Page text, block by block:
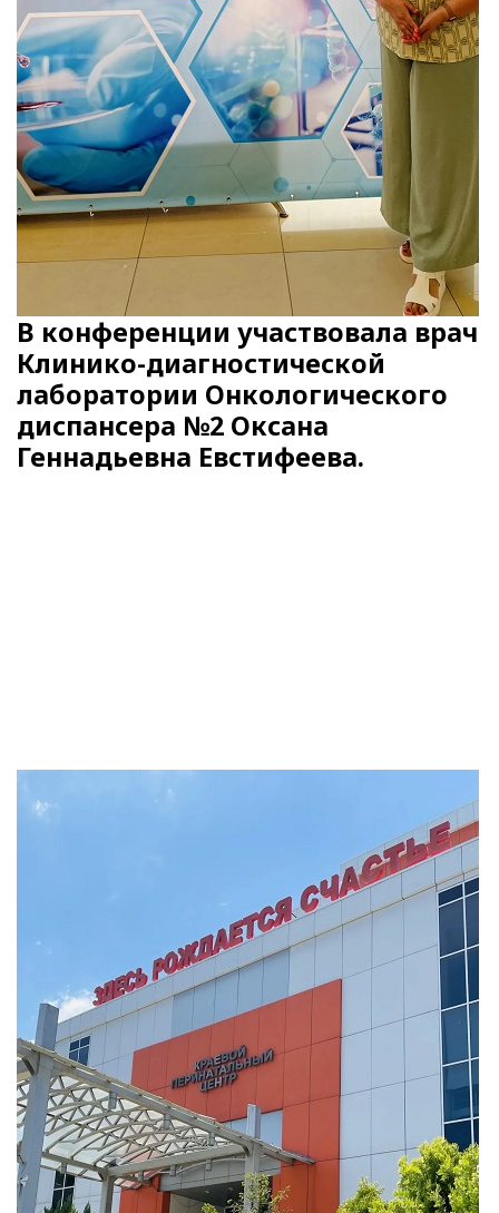
В конференции участвовала врач
Клинико-диагностической
лаборатории Онкологического
диспансера №2 Оксана
Геннадьевна Евстифеева.